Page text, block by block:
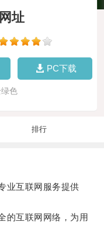
址
PC下载
色
排行
互联网服务提供
互联网网络，为用